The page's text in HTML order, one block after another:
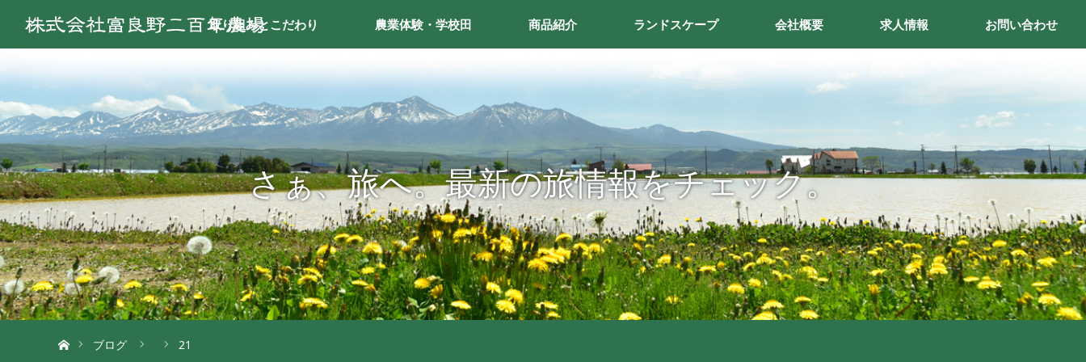
取り組みとこだわり 農業体験・学校田 商品紹介 ランドスケープ 会社概要 求人情報 お問い合わせ
さぁ、旅へ。最新の旅情報をチェック。
ブログ
21